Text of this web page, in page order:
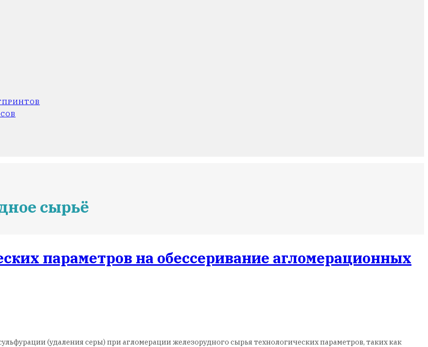
сырьё
параметров на обессеривание агломерационных
(удаления серы) при агломерации железорудного сырья технологических параметров, таких как